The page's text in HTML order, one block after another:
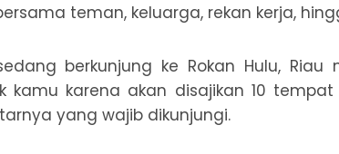
teman, keluarga, rekan kerja,
berkunjung ke Rokan Hulu, Riau
kamu karena akan disajikan 10
yang wajib dikunjungi.